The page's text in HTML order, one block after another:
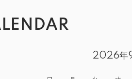
2026年